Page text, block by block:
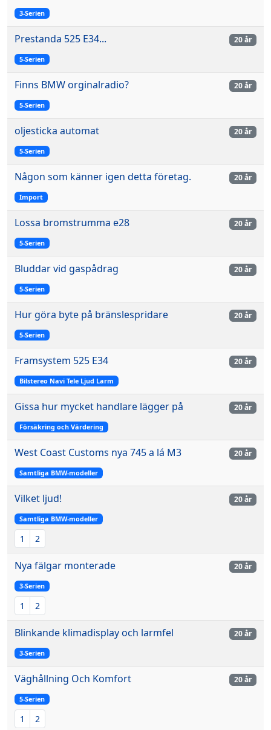
3-Serien
Prestanda 525 E34...
5-Serien
20 år
Finns BMW orginalradio?
5-Serien
20 år
oljesticka automat
5-Serien
20 år
Någon som känner igen detta företag.
Import
20 år
Lossa bromstrumma e28
5-Serien
20 år
Bluddar vid gaspådrag
5-Serien
20 år
Hur göra byte på bränslespridare
5-Serien
20 år
Framsystem 525 E34
Bilstereo Navi Tele Ljud Larm
20 år
Gissa hur mycket handlare lägger på
Försäkring och Värdering
20 år
West Coast Customs nya 745 a lá M3
Samtliga BMW-modeller
20 år
Vilket ljud!
Samtliga BMW-modeller
1 2
20 år
Nya fälgar monterade
3-Serien
1 2
20 år
Blinkande klimadisplay och larmfel
3-Serien
20 år
Väghållning Och Komfort
5-Serien
1 2
20 år